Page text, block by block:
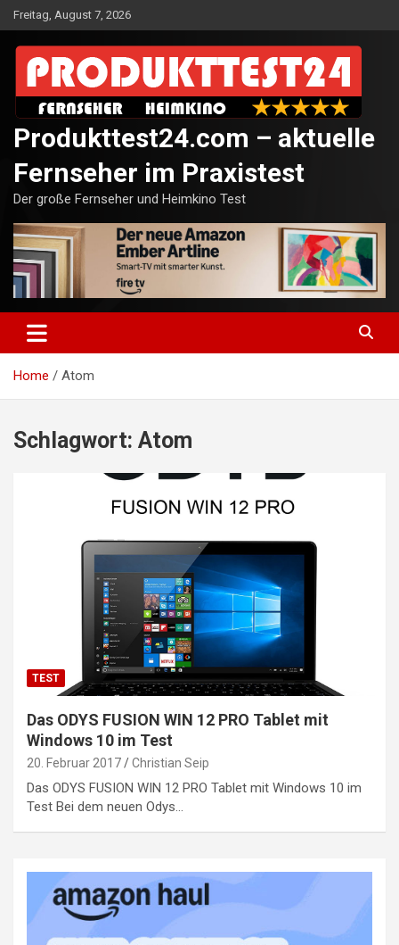
Skip
to
content
Freitag, August 7, 2026
Produkttest24.com – aktuelle
Fernseher im Praxistest
Der große Fernseher und Heimkino Test
Home Atom
Schlagwort: Atom
TEST
Das ODYS FUSION WIN 12 PRO Tablet mit
Windows 10 im Test
20. Februar 2017 Christian Seip
Das ODYS FUSION WIN 12 PRO Tablet mit Windows 10 im
Test Bei dem neuen Odys…